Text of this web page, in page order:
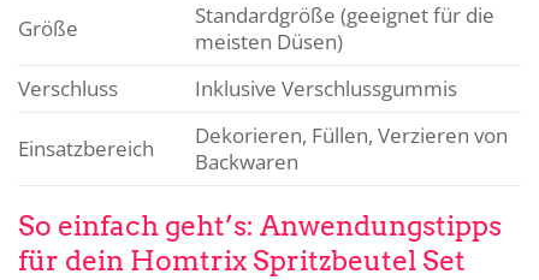
Größe
Standardgröße (geeignet für die
meisten Düsen)
Verschluss
Inklusive Verschlussgummis
Einsatzbereich
Dekorieren, Füllen, Verzieren von
Backwaren
So einfach geht’s: Anwendungstipps
für dein Homtrix Spritzbeutel Set